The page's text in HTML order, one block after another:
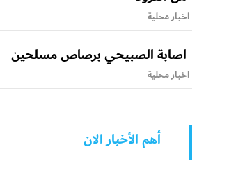
اخبار محلية
اصابة الصبيحي برصاص مسلحين
اخبار محلية
أهم الأخبار الان